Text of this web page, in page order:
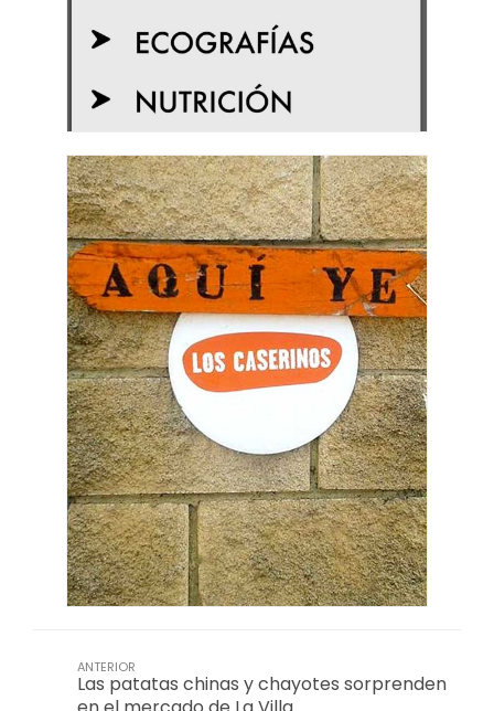
ANTERIOR
Las patatas chinas y chayotes sorprenden